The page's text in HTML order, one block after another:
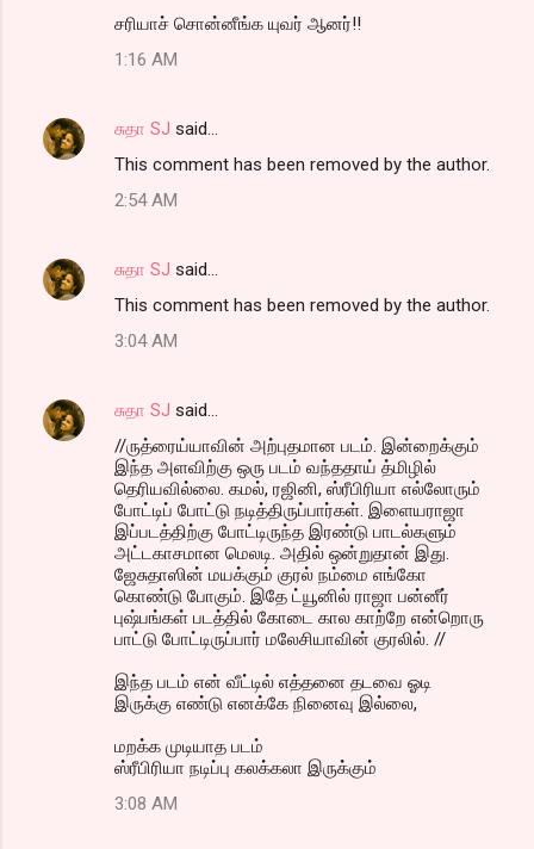
சரியாச் சொன்னீங்க யுவர் ஆனர்!!
1:16 AM
சுதா SJ said…
This comment has been removed by the author.
2:54 AM
சுதா SJ said…
This comment has been removed by the author.
3:04 AM
சுதா SJ said…
//ருத்ரைய்யாவின் அற்புதமான படம். இன்றைக்கும்
இந்த அளவிற்கு ஒரு படம் வந்ததாய் த்மிழில்
தெரியவில்லை. கமல், ரஜினி, ஸ்ரீபிரியா எல்லோரும்
போட்டிப் போட்டு நடித்திருப்பார்கள். இளையராஜா
இப்படத்திற்கு போட்டிருந்த இரண்டு பாடல்களும்
அட்டகாசமான மெலடி. அதில் ஒன்றுதான் இது.
ஜேசுதாஸின் மயக்கும் குரல் நம்மை எங்கோ
கொண்டு போகும். இதே ட்யூனில் ராஜா பன்னீர்
புஷ்பங்கள் படத்தில் கோடை கால காற்றே என்றொரு
பாட்டு போட்டிருப்பார் மலேசியாவின் குரலில். //
இந்த படம் என் வீட்டில் எத்தனை தடவை ஓடி
இருக்கு எண்டு எனக்கே நினைவு இல்லை,
மறக்க முடியாத படம்
ஸ்ரீபிரியா நடிப்பு கலக்கலா இருக்கும்
3:08 AM